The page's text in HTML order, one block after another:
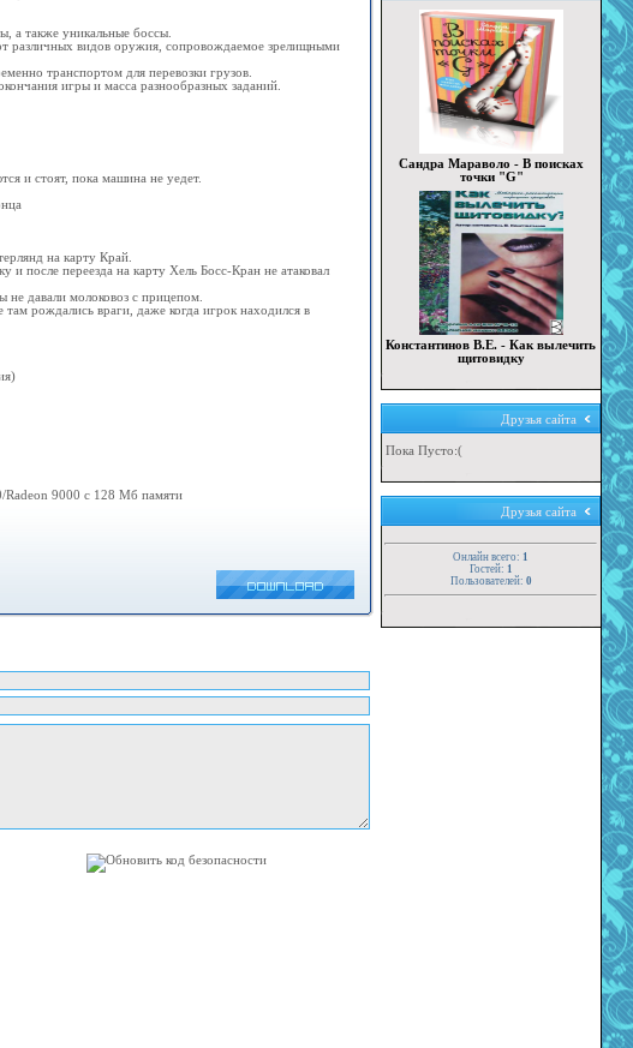
а также уникальные боссы.
различных видов оружия, сопровождаемое зрелищными
транспортом для перевозки грузов.
игры и масса разнообразных заданий.
и стоят, пока машина не уедет.
на карту Край.
и после переезда на карту Хель Босс-Кран не атаковал
не давали молоковоз с прицепом.
рождались враги, даже когда игрок находился в
Radeon 9000 с 128 Мб памяти
Сандра Мараволо - В поисках
точки "G"
Константинов В.Е. - Как вылечить
щитовидку
Друзья сайта
Пока Пусто:(
Друзья сайта
Онлайн всего: 1
Гостей: 1
Пользователей: 0